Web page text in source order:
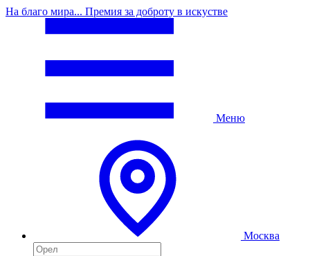
На благо мира... Премия за доброту в искустве
Меню
Москва